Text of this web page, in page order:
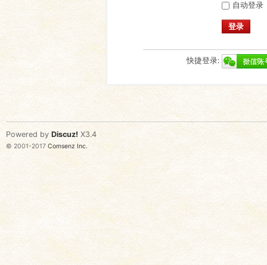
自动登录
登录
快捷登录:
Powered by Discuz! X3.4
© 2001-2017 Comsenz Inc.